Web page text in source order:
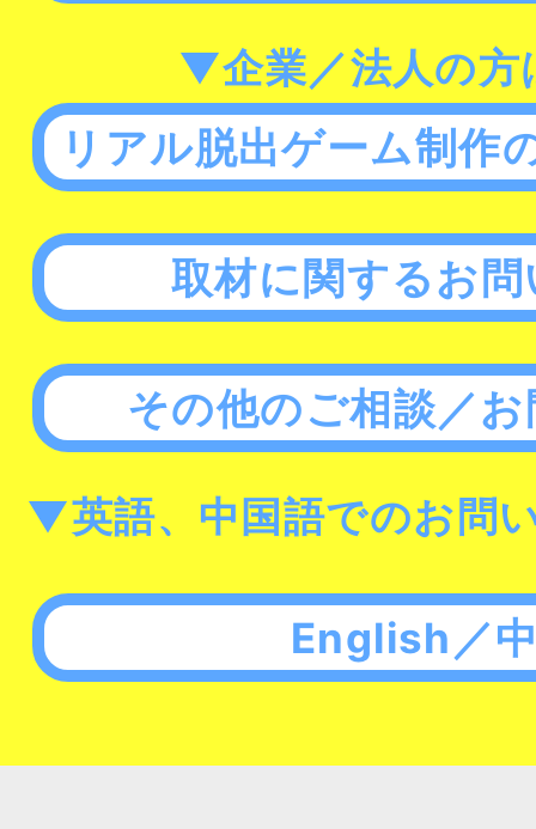
▼企業／法人の方
リアル脱出ゲーム制作
取材に関するお
その他のご相談／
▼英語、中国語でのお問
English／